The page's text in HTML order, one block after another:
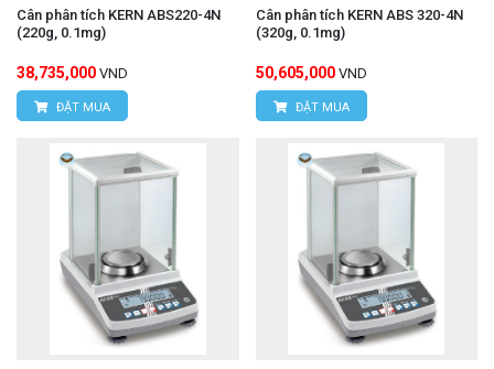
Cân phân tích KERN ABS220-4N
(220g, 0.1mg)
38,735,000 VND
ĐẶT MUA
Cân phân tích KERN ABS 320-4N
(320g, 0.1mg)
50,605,000 VND
ĐẶT MUA